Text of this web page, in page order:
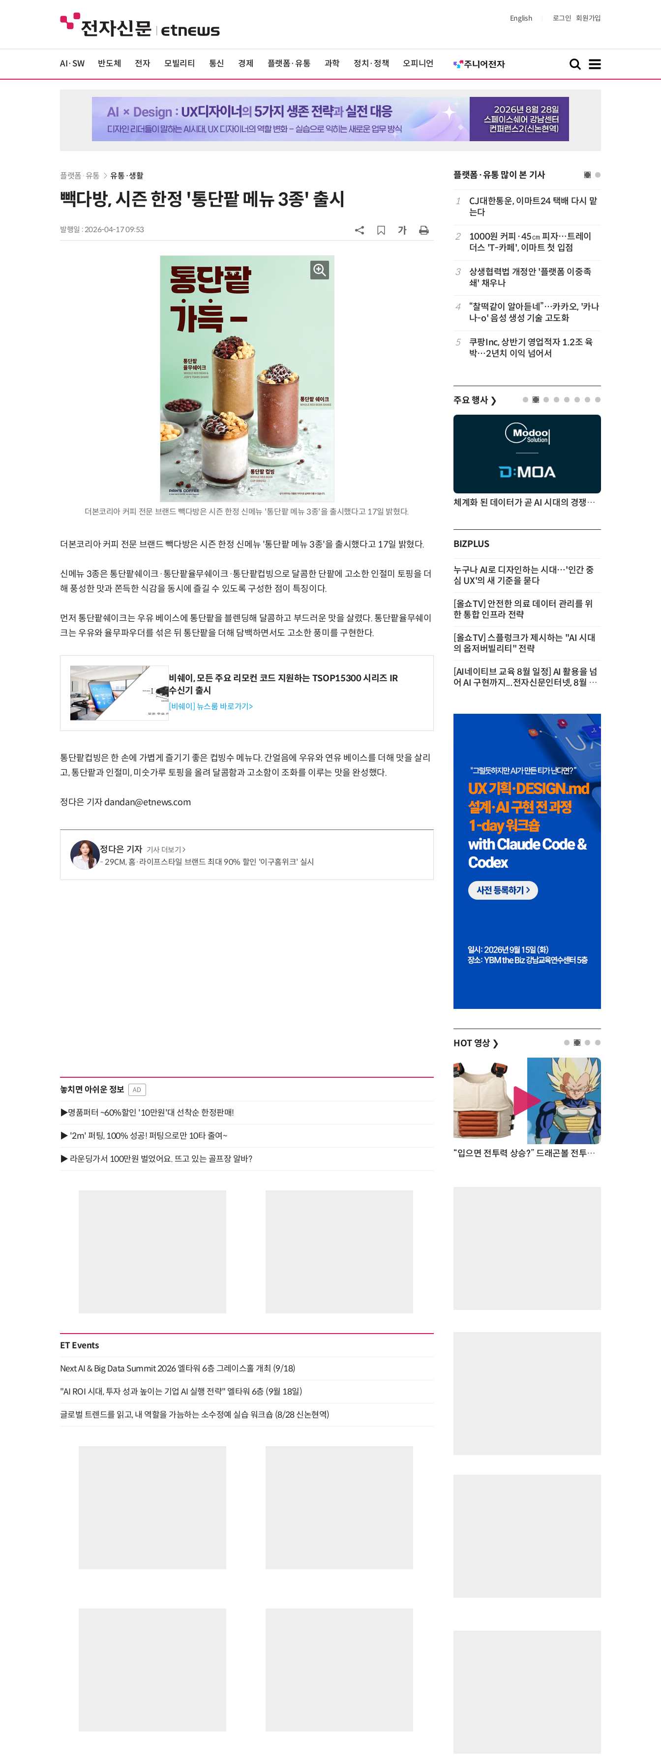
English 로그인 회원가입
AI·SW 반도체 전자 모빌리티 통신 경제 플랫폼·유통 과학 정치·정책 오피니언
플랫폼·유통 유통·생활
빽다방, 시즌 한정 '통단팥 메뉴 3종' 출시
발행일 : 2026-04-17 09:53
더본코리아 커피 전문 브랜드 빽다방은 시즌 한정 신메뉴 '통단팥 메뉴 3종'을 출시했다고 17일 밝혔다.
더본코리아 커피 전문 브랜드 빽다방은 시즌 한정 신메뉴 '통단팥 메뉴 3종'을 출시했다고 17일 밝혔다.
신메뉴 3종은 통단팥쉐이크·통단팥율무쉐이크·통단팥컵빙으로 달콤한 단팥에 고소한 인절미 토핑을 더
해 풍성한 맛과 쫀득한 식감을 동시에 즐길 수 있도록 구성한 점이 특징이다.
먼저 통단팥쉐이크는 우유 베이스에 통단팥을 블렌딩해 달콤하고 부드러운 맛을 살렸다. 통단팥율무쉐이
크는 우유와 율무파우더를 섞은 뒤 통단팥을 더해 담백하면서도 고소한 풍미를 구현한다.
비쉐이, 모든 주요 리모컨 코드 지원하는 TSOP15300 시리즈 IR
수신기 출시
[비쉐이] 뉴스룸 바로가기>
통단팥컵빙은 한 손에 가볍게 즐기기 좋은 컵빙수 메뉴다. 간얼음에 우유와 연유 베이스를 더해 맛을 살리
고, 통단팥과 인절미, 미숫가루 토핑을 올려 달콤함과 고소함이 조화를 이루는 맛을 완성했다.
정다은 기자 dandan@etnews.com
정다은 기자 기사 더보기
29CM, 홈·라이프스타일 브랜드 최대 90% 할인 '이구홈위크' 실시
놓치면 아쉬운 정보 AD
▶명품퍼터 ~60%할인 '10만원'대 선착순 한정판매!
▶ '2m' 퍼팅, 100% 성공! 퍼팅으로만 10타 줄여~
▶ 라운딩가서 100만원 벌었어요. 뜨고 있는 골프장 알바?
ET Events
Next AI & Big Data Summit 2026 엘타워 6층 그레이스홀 개최 (9/18)
"AI ROI 시대, 투자 성과 높이는 기업 AI 실행 전략" 엘타워 6층 (9월 18일)
글로벌 트렌드를 읽고, 내 역할을 가늠하는 소수정예 실습 워크숍 (8/28 신논현역)
플랫폼·유통 많이 본 기사
6
카카오, 역대 최대 분기 실적…카톡
[뉴스줌인] 쿠팡Inc, 2분기 '어닝쇼
회복”
“쿠팡, 7월 결제액 6조1100억 '역대
최대'…쿠팡이츠도 신기록”
1
CJ대한통운, 이마트24 택배 다시 맡
는다
2
1000원 커피·45㎝ 피자…트레이
더스 'T-카페', 이마트 첫 입점
3
상생협력법 개정안 '플랫폼 이중족
쇄' 채우나
4
“찰떡같이 알아듣네”…카카오, '카나
나-o' 음성 생성 기술 고도화
5
쿠팡Inc, 상반기 영업적자 1.2조 육
박…2년치 이익 넘어서
주요 행사 ❯
AI Native Enterprise를 지원하는 AI Ready Data 플랫폼 활용 전략 체계화 된 데이터가 곧 AI 시대의 경쟁력이다
BIZPLUS
누구나 AI로 디자인하는 시대…'인간 중
심 UX'의 새 기준을 묻다
[올쇼TV] 안전한 의료 데이터 관리를 위
한 통합 인프라 전략
[올쇼TV] 스플렁크가 제시하는 "AI 시대
의 옵저버빌리티" 전략
[AI네이티브 교육 8월 일정] AI 활용을 넘
어 AI 구현까지...전자신문인터넷, 8월 실
HOT 영상 ❯
“입으면 전투력 상승?” 드래곤볼 전투복 닮은 중량조끼